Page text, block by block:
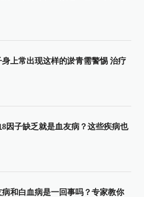
身上常出现这样的淤青需警惕 治疗
8因子缺乏就是血友病？这些疾病也
病和白血病是一回事吗？专家教你